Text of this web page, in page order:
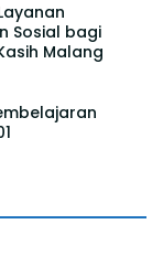
Sosial bagi
Malang